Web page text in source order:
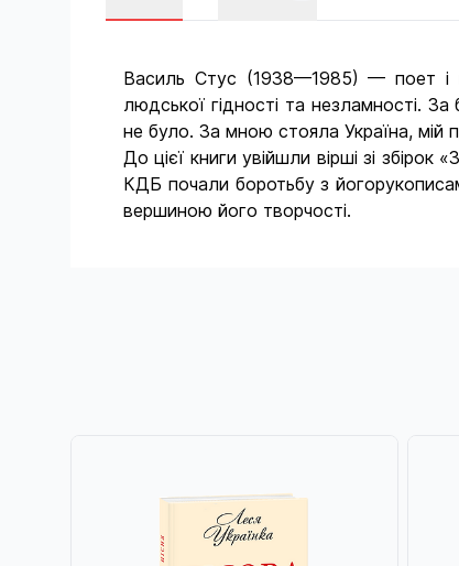
Василь Стус (1938—1985) — поет і
людської гідності та незламності.
не було. За мною стояла Україна, мій
До цієї книги увійшли вірші зі
КДБ почали боротьбу з
вершиною його творчості.